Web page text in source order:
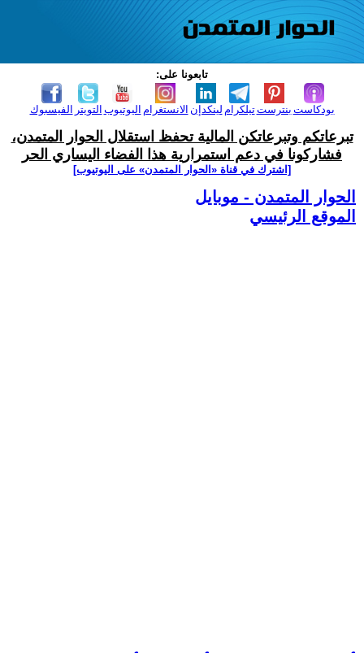
تابعونا على:
الفيسبوك التويتر اليوتيوب الانستغرام لينكدإن تيلكرامبنترست بودكاست
تبرعاتكم وتبرعاتكن المالية تحفظ استقلال الحوار المتمدن،
فشاركونا في دعم استمرارية هذا الفضاء اليساري الحر
[اشترك في قناة ‫«الحوار المتمدن» على اليوتيوب]
الحوار المتمدن - موبايل
الموقع الرئيسي